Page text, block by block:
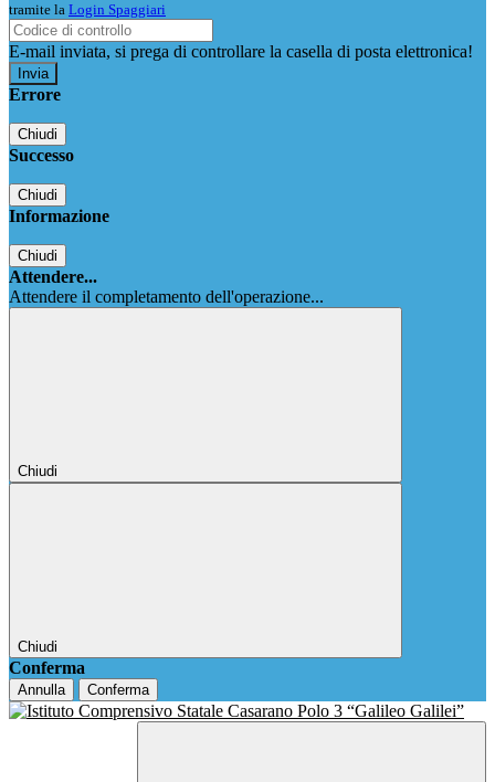
tramite la Login Spaggiari
E-mail inviata, si prega di controllare la casella di posta elettronica!
Errore
Chiudi
Successo
Chiudi
Informazione
Chiudi
Attendere...
Attendere il completamento dell'operazione...
Chiudi
Chiudi
Conferma
Annulla Conferma